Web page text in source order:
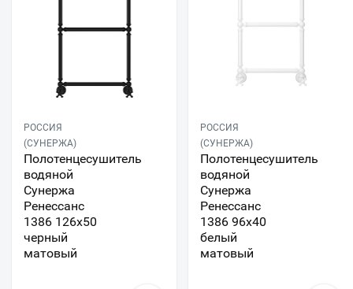
РОССИЯ
(СУНЕРЖА)
Полотенцесушитель
водяной
Сунержа
Ренессанс
1386 126x50
черный
матовый
РОССИЯ
(СУНЕРЖА)
Полотенцесушитель
водяной
Сунержа
Ренессанс
1386 96x40
белый
матовый